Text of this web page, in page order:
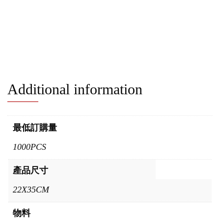
Additional information
最低訂購量
1000PCS
產品尺寸
22X35CM
物料